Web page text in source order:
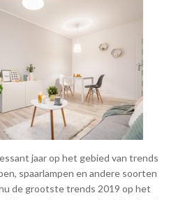
jaar op het gebied van trends
spaarlampen en andere soorten
de grootste trends 2019 op het